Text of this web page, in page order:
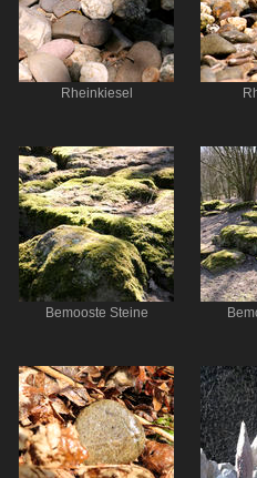
Rheinkiesel
Bemooste Steine